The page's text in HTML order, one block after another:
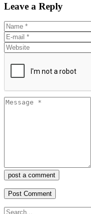
Leave a Reply
post a comment